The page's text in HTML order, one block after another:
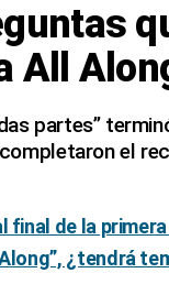
All
partes”
el
final de la
¿tendrá